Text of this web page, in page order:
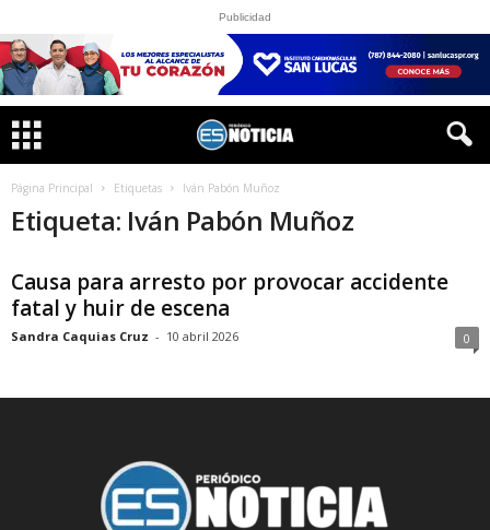
Publicidad
Página Principal Etiquetas Iván Pabón Muñoz
Etiqueta: Iván Pabón Muñoz
Causa para arresto por provocar accidente
fatal y huir de escena
Sandra Caquias Cruz - 10 abril 2026 0